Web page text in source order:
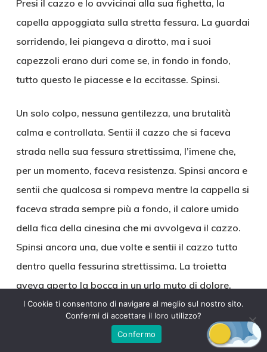
Presi il cazzo e lo avvicinai alla sua fighetta, la
capella appoggiata sulla stretta fessura. La guardai
sorridendo, lei piangeva a dirotto, ma i suoi
capezzoli erano duri come se, in fondo in fondo,
tutto questo le piacesse e la eccitasse. Spinsi.
Un solo colpo, nessuna gentilezza, una brutalità
calma e controllata. Sentii il cazzo che si faceva
strada nella sua fessura strettissima, l’imene che,
per un momento, faceva resistenza. Spinsi ancora e
sentii che qualcosa si rompeva mentre la cappella si
faceva strada sempre più a fondo, il calore umido
della fica della cinesina che mi avvolgeva il cazzo.
Spinsi ancora una, due volte e sentii il cazzo tutto
dentro quella fessurina strettissima. La troietta
aveva aperto la bocca in un urlo muto di dolore,
solo un mugolio sommesso veniva fuori dalla sua
bocca mentre le lacrime scorrevano a profusione. Mi
fermai per un attimo, poi cominciai a pompare,
I Cookie ti consentono di navigare al meglio sul nostro sito.
Confermi di accettare il loro utilizzo?
Confermo